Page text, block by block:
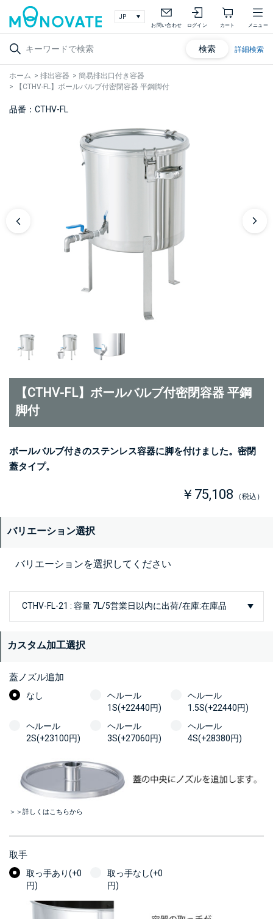
お問い合わせ ログイン カート メニュー
検索 詳細検索
ホーム > 排出容器 > 簡易排出口付き容器
>
【CTHV-FL】ボールバルブ付密閉容器 平鋼脚付
品番：CTHV-FL
【CTHV-FL】ボールバルブ付密閉容器 平鋼
脚付
ボールバルブ付きのステンレス容器に脚を付けました。密閉
蓋タイプ。
￥75,108 （税込）
バリエーション選択
バリエーションを選択してください
カスタム加工選択
蓋ノズル追加
なし
ヘルール
1S(+22440円)
ヘルール
1.5S(+22440円)
ヘルール
2S(+23100円)
ヘルール
3S(+27060円)
ヘルール
4S(+28380円)
＞＞詳しくはこちらから
取手
取っ手あり(+0
円)
取っ手なし(+0
円)